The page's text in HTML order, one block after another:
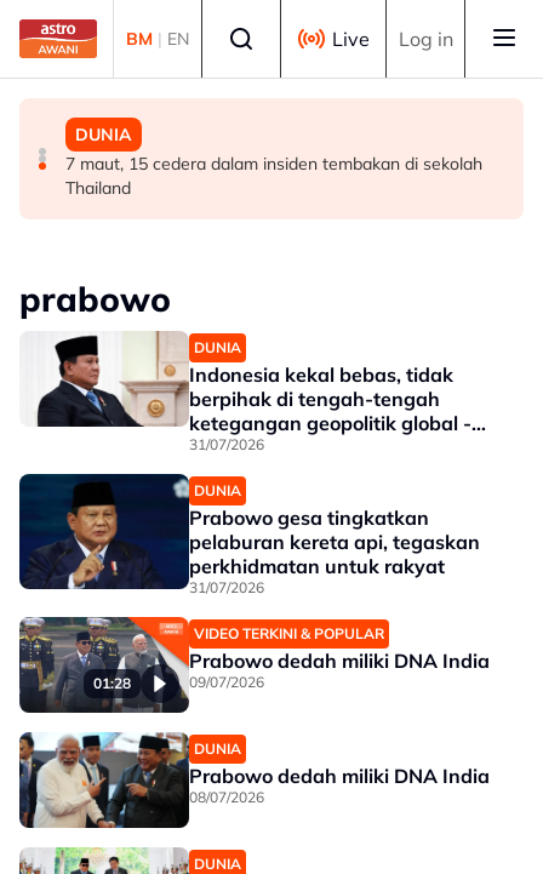
Skip to main content
BM | EN Live Log in
POLITIK
RCI Tabung Haji: 'Jika tidak boleh sanggah fakta, jangan
main sentimen rakyat' - AMK
POLITIK
Exco Negeri Sembilan: Risiko kemungkinan wujud 'dua
pusat pengaruh' - Mujibu
DUNIA
7 maut, 15 cedera dalam insiden tembakan di sekolah
Thailand
prabowo
DUNIA
Indonesia kekal bebas, tidak
berpihak di tengah-tengah
ketegangan geopolitik global -
Prabowo
31/07/2026
DUNIA
Prabowo gesa tingkatkan
pelaburan kereta api, tegaskan
perkhidmatan untuk rakyat
31/07/2026
01:28
VIDEO TERKINI & POPULAR
Prabowo dedah miliki DNA India
09/07/2026
DUNIA
Prabowo dedah miliki DNA India
08/07/2026
DUNIA